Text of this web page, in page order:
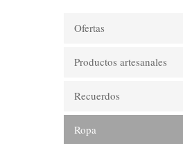
Ofertas
Productos artesanales
Recuerdos
Ropa